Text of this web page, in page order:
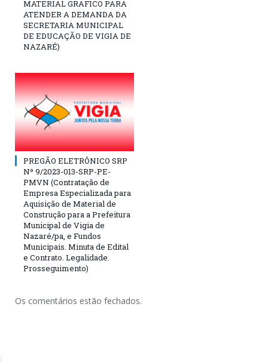
MATERIAL GRAFICO PARA
ATENDER A DEMANDA DA
SECRETARIA MUNICIPAL
DE EDUCAÇÃO DE VIGIA DE
NAZARÉ)
PREGÃO ELETRÔNICO SRP
Nº 9/2023-013-SRP-PE-
PMVN (Contratação de
Empresa Especializada para
Aquisição de Material de
Construção para a Prefeitura
Municipal de Vigia de
Nazaré/pa, e Fundos
Municipais. Minuta de Edital
e Contrato. Legalidade.
Prosseguimento)
Os comentários estão fechados.